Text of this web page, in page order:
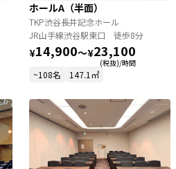
ホールA（半面）
TKP渋谷長井記念ホール
JR山手線渋谷駅東口 徒歩8分
¥14,900〜¥23,100
(税抜)/時間
~108名 147.1㎡